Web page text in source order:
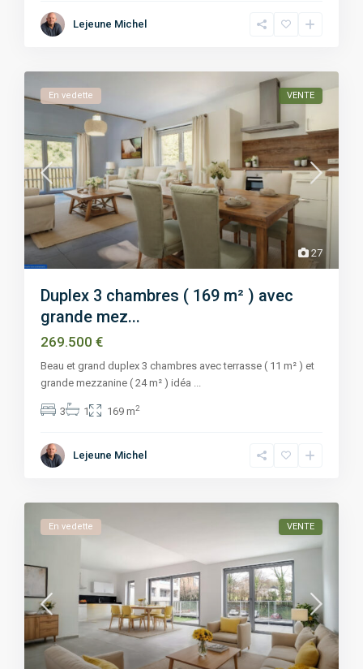
Lejeune Michel
27
En vedette VENTE
Duplex 3 chambres ( 169 m² ) avec
grande mez...
269.500 €
Beau et grand duplex 3 chambres avec terrasse ( 11 m² ) et
grande mezzanine ( 24 m² ) idéa
3 1 169 m2
Lejeune Michel
En vedette VENTE